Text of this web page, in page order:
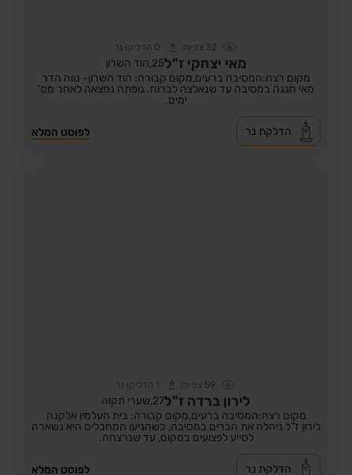
32 צפיות 0 הדליקו נר
מאי יצחקי ז"ל25, הוד השרון
מקום רצח:המסיבה ברעים,מקום קבורה: הוד השרון- נווה הדר
מאי חגגה במסיבה עד שנאלצה לברוח. גופתה נמצאה לאחר מס'
ימים.
לפוסט המלא הדלקת נר
59 צפיות 1 הדליקו נר
לירון ברדה ז"ל27, שערי תקוה
מקום רצח:המסיבה ברעים,מקום קבורה: בית העלמין אלקנה
לירון ז"ל ניהלה את הברים במסיבה, כשהגיעו המחבלים היא נשארה
לסייע לפצועים במקום, עד שנרצחה.
לפוסט המלא הדלקת נר